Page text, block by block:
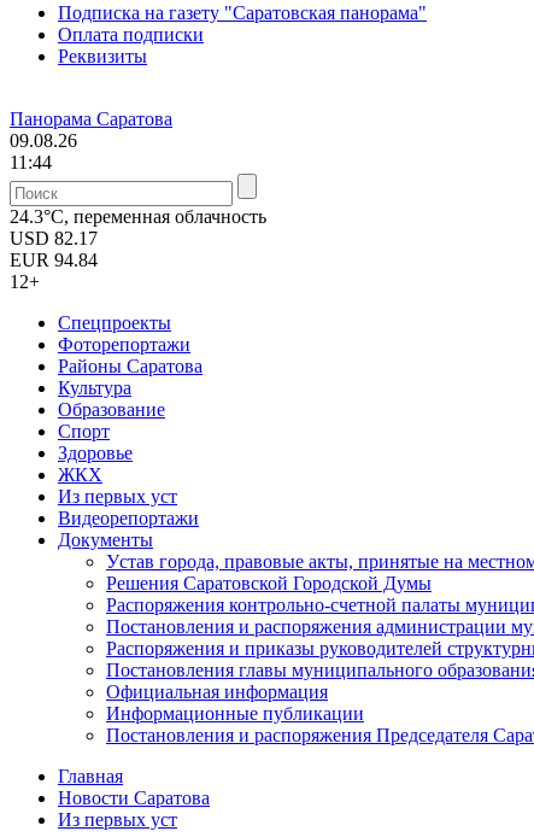
Подписка на газету "Саратовская панорама"
Оплата подписки
Реквизиты
Панорама Саратова
09.08.26
11:44
24.3°C, переменная облачность
USD 82.17
EUR 94.84
12+
Спецпроекты
Фоторепортажи
Районы Саратова
Культура
Образование
Спорт
Здоровье
ЖКХ
Из пеpвых уст
Видеорепортажи
Документы
Уcтав города, правовые акты, принятые на
Решения Саратовской Городской Думы
Распоряжения контрольно-счетной палаты
Постановления и распоряжения администрации
Распоряжения и приказы руководителей
Постановления главы муниципального
Официальная информация
Информационные публикации
Постановления и распоряжения Председателя
Главная
Новости Саратова
Из пеpвых уст